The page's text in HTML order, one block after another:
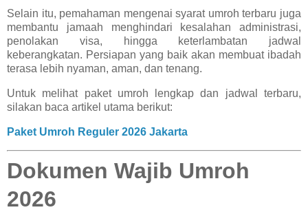
Selain itu, pemahaman mengenai syarat umroh terbaru juga
membantu jamaah menghindari kesalahan administrasi,
penolakan visa, hingga keterlambatan jadwal
keberangkatan. Persiapan yang baik akan membuat ibadah
terasa lebih nyaman, aman, dan tenang.
Untuk melihat paket umroh lengkap dan jadwal terbaru,
silakan baca artikel utama berikut:
Paket Umroh Reguler 2026 Jakarta
Dokumen Wajib Umroh
2026